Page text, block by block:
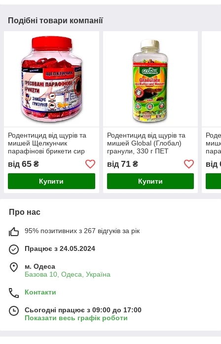
Подібні товари компанії
Родентицид від щурів та
мишей Щелкунчик
парафінові брикети сир
AgroProtection, 320 г ПЕТ
від 65 ₴
Купити
Родентицид від щурів та
мишей Global (Глобал)
гранули, 330 г ПЕТ
від 71₴
Купити
від
Про нас
95% позитивних з 267 відгуків за рік
Працює з 24.05.2024
м. Одеса
Базова 10, Одеса, Україна
Контакти
Сьогодні працює з 09:00 до 17:00
Показати весь графік роботи